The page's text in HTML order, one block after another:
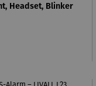
Headset, Blinker